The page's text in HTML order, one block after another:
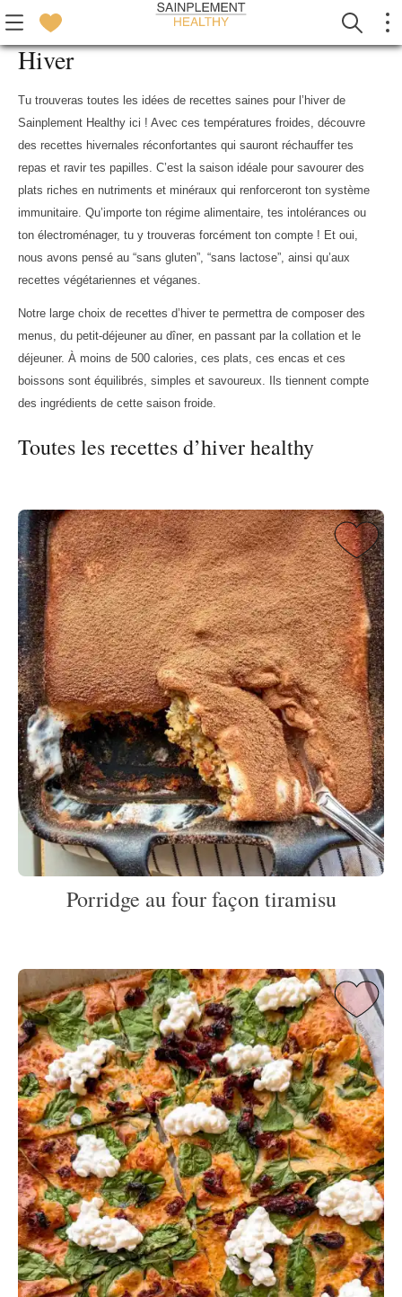
Hiver
Tu trouveras toutes les idées de recettes saines pour l’hiver de
Sainplement Healthy ici ! Avec ces températures froides, découvre
des recettes hivernales réconfortantes qui sauront réchauffer tes
repas et ravir tes papilles. C’est la saison idéale pour savourer des
plats riches en nutriments et minéraux qui renforceront ton système
immunitaire. Qu’importe ton régime alimentaire, tes intolérances ou
ton électroménager, tu y trouveras forcément ton compte ! Et oui,
nous avons pensé au “sans gluten”, “sans lactose”, ainsi qu’aux
recettes végétariennes et véganes.
Notre large choix de recettes d’hiver te permettra de composer des
menus, du petit-déjeuner au dîner, en passant par la collation et le
déjeuner. À moins de 500 calories, ces plats, ces encas et ces
boissons sont équilibrés, simples et savoureux. Ils tiennent compte
des ingrédients de cette saison froide.
Toutes les recettes d’hiver healthy
Porridge au four façon tiramisu